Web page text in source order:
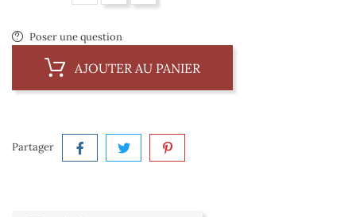
Poser une question
AJOUTER AU PANIER
Partager